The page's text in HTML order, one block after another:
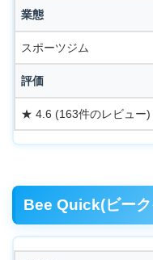
業態
スポーツジム
評価
★ 4.6 (163件のレビュー)
Bee Quick(ビーク